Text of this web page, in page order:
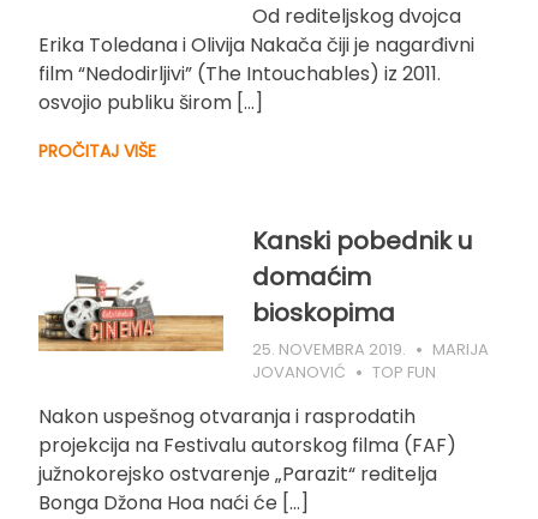
Od rediteljskog dvojca
Erika Toledana i Olivija Nakača čiji je nagarđivni
film “Nedodirljivi” (The Intouchables) iz 2011.
osvojio publiku širom […]
PROČITAJ VIŠE
Kanski pobednik u
domaćim
bioskopima
25. NOVEMBRA 2019.
MARIJA
JOVANOVIĆ
TOP FUN
Nakon uspešnog otvaranja i rasprodatih
projekcija na Festivalu autorskog filma (FAF)
južnokorejsko ostvarenje „Parazit“ reditelja
Bonga Džona Hoa naći će […]